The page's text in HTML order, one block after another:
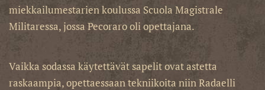
miekkailumestarien koulussa Scuola Magistrale
Militaressa, jossa Pecoraro oli opettajana.
Vaikka sodassa käytettävät sapelit ovat astetta
raskaampia, opettaessaan tekniikoita niin Radaelli